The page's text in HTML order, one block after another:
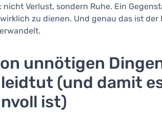
Verlust, sondern Ruhe. Ein
zu dienen. Und genau das ist der
unnötigen
(und damit
ist)